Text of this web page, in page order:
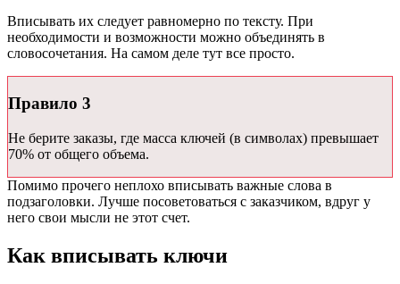
Вписывать их следует равномерно по тексту. При
необходимости и возможности можно объединять в
словосочетания. На самом деле тут все просто.
Правило 3
Не берите заказы, где масса ключей (в символах) превышает
70% от общего объема.
Помимо прочего неплохо вписывать важные слова в
подзаголовки. Лучше посоветоваться с заказчиком, вдруг у
него свои мысли не этот счет.
Как вписывать ключи